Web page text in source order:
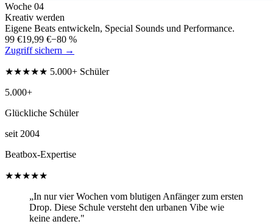
Woche 04
Kreativ werden
Eigene Beats entwickeln, Special Sounds und Performance.
99 €19,99 €−80 %
Zugriff sichern →
★★★★★ 5.000+ Schüler
5.000+
Glückliche Schüler
seit 2004
Beatbox-Expertise
★★★★★
„In nur vier Wochen vom blutigen Anfänger zum ersten
Drop. Diese Schule versteht den urbanen Vibe wie
keine andere."